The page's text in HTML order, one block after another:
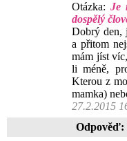
Otázka: Je
dospělý
Dobrý den,
a přitom
mám jíst
li méně,
Kterou z
mamka)
27.2.2015
Odpověď: